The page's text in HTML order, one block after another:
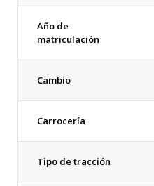
Año de
matriculación
Cambio
Carrocería
Tipo de tracción